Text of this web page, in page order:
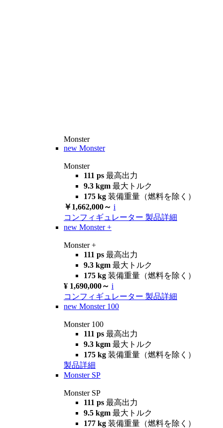
Monster
new Monster
Monster
111 ps 最高出力
9.3 kgm 最大トルク
175 kg 装備重量（燃料を除く）
￥1,662,000～ i
コンフィギュレーター 製品詳細
new Monster +
Monster +
111 ps 最高出力
9.3 kgm 最大トルク
175 kg 装備重量（燃料を除く）
¥ 1,690,000～ i
コンフィギュレーター 製品詳細
new Monster 100
Monster 100
111 ps 最高出力
9.3 kgm 最大トルク
175 kg 装備重量（燃料を除く）
製品詳細
Monster SP
Monster SP
111 ps 最高出力
9.5 kgm 最大トルク
177 kg 装備重量（燃料を除く）